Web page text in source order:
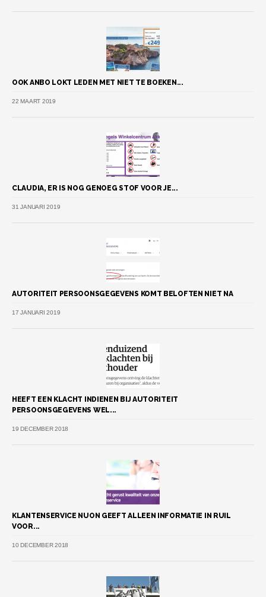
OOK ANBO LOKT LEDEN MET NIET TE BOEKEN...
22 MAART 2019
CLAUDIA, ER IS NOG GENOEG STOF VOOR JE...
31 JANUARI 2019
AUTORITEIT PERSOONSGEGEVENS KOMT BELOFTEN NIET NA
17 JANUARI 2019
HEEFT EEN KLACHT INDIENEN BIJ AUTORITEIT
PERSOONSGEGEVENS WEL...
19 DECEMBER 2018
KLANTENSERVICE NUON GEEFT ALLEEN INFORMATIE IN RUIL
VOOR...
10 DECEMBER 2018